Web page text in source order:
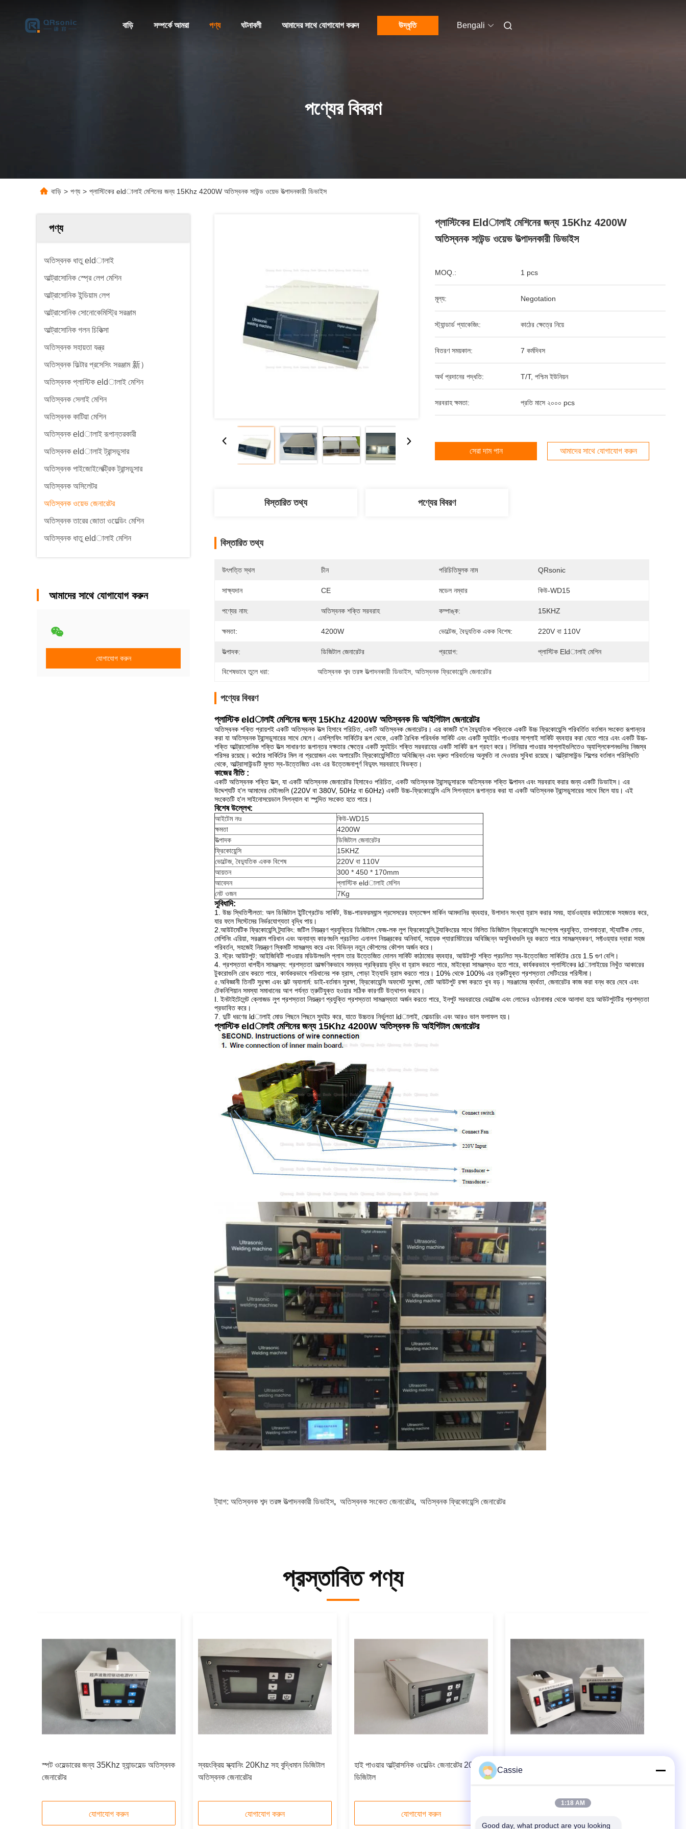
বাড়ি সম্পর্কে আমরা পণ্য ঘটনাবলী আমাদের সাথে যোগাযোগ করুন উদ্ধৃতি Bengali
পণ্যের বিবরণ
বাড়ি > পণ্য > প্লাস্টিকের eldালাই মেশিনের জন্য 15Khz 4200W অতিস্বনক সাউন্ড ওয়েভ উত্পাদনকারী ডিভাইস
পণ্য
অতিস্বনক ধাতু eldালাই
আল্ট্রাসোনিক স্প্রে লেপ মেশিন
আল্ট্রাসোনিক ইন্ডিয়াম লেপ
আল্ট্রাসোনিক সোনোকেমিস্ট্রি সরঞ্জাম
আল্ট্রাসোনিক গলন চিকিত্সা
অতিস্বনক সহায়তা যন্ত্র
অতিস্বনক ফিল্টার প্রসেসিং সরঞ্জাম 新）
অতিস্বনক প্লাস্টিক eldালাই মেশিন
অতিস্বনক সেলাই মেশিন
অতিস্বনক কাটিয়া মেশিন
অতিস্বনক eldালাই রূপান্তরকারী
অতিস্বনক eldালাই ট্রান্সডুসার
অতিস্বনক পাইজোইলেক্ট্রিক ট্রান্সডুসার
অতিস্বনক অসিলেটর
অতিস্বনক ওয়েভ জেনারেটর
অতিস্বনক তারের জোতা ওয়েল্ডিং মেশিন
অতিস্বনক ধাতু eldালাই মেশিন
আমাদের সাথে যোগাযোগ করুন
যোগাযোগ করুন
প্লাস্টিকের Eldালাই মেশিনের জন্য 15Khz 4200W
অতিস্বনক সাউন্ড ওয়েভ উত্পাদনকারী ডিভাইস
MOQ.: 1 pcs
মূল্য: Negotation
স্ট্যান্ডার্ড প্যাকেজিং: কাঠের ক্ষেত্রে নিয়ে
বিতরণ সময়কাল: 7 কর্মদিবস
অর্থ প্রদানের পদ্ধতি: T/T, পশ্চিম ইউনিয়ন
সরবরাহ ক্ষমতা: প্রতি মাসে ২০০০ pcs
সেরা দাম পান আমাদের সাথে যোগাযোগ করুন
বিস্তারিত তথ্য পণ্যের বিবরণ
বিস্তারিত তথ্য
উৎপত্তি স্থল চীন পরিচিতিমুলক নাম QRsonic
সাক্ষ্যদান CE মডেল নম্বার কিউ-WD15
পণ্যের নাম: অতিস্বনক শক্তি সরবরাহ কম্পাঙ্ক: 15KHZ
ক্ষমতা: 4200W ভোল্টেজ, বৈদ্যুতিক একক বিশেষ: 220V বা 110V
উত্পাদক: ডিজিটাল জেনারেটর প্রয়োগ: প্লাস্টিক Eldালাই মেশিন
বিশেষভাবে তুলে ধরা: অতিস্বনক শব্দ তরঙ্গ উত্পাদনকারী ডিভাইস , অতিস্বনক ফ্রিকোয়েন্সি জেনারেটর
পণ্যের বিবরণ
প্লাস্টিক eldালাই মেশিনের জন্য 15Khz 4200W অতিস্বনক ডি আইগিটাল জেনারেটর
অতিস্বনক শক্তি প্রায়শই একটি অতিস্বনক উত্স হিসাবে পরিচিত, একটি অতিস্বনক জেনারেটর। এর কাজটি হ'ল বৈদ্যুতিক শক্তিকে একটি উচ্চ ফ্রিকোয়েন্সি পরিবর্তিত বর্তমান সংকেত রূপান্তর
করা যা অতিস্বনক ট্রান্সডুসারের সাথে মেলে। এমপ্লিফিং সার্কিটের রূপ থেকে, একটি রৈখিক পরিবর্ধক সার্কিট এবং একটি স্যুইচিং পাওয়ার সাপ্লাই সার্কিট ব্যবহার করা যেতে পারে এবং একটি উচ্চ-
শক্তি আল্ট্রাসোনিক শক্তি উত্স সাধারণত রূপান্তর দক্ষতার ক্ষেত্রে একটি স্যুইচিং শক্তি সরবরাহের একটি সার্কিট রূপ গ্রহণ করে। লিনিয়ার পাওয়ার সাপ্লাইগুলিতেও অ্যাপ্লিকেশনগুলির নিজস্ব
পরিসর রয়েছে। কঠোর সার্কিটের মিল না প্রয়োজন এবং অপারেটিং ফ্রিকোয়েন্সিটিতে অবিচ্ছিন্ন এবং দ্রুত পরিবর্তনের অনুমতি না দেওয়ার সুবিধা রয়েছে। আল্ট্রাসাউন্ড শিল্পের বর্তমান পরিস্থিতি
থেকে, আল্ট্রাসাউন্ডটি মূলত স্ব-উত্তেজিত এবং এর উত্তেজনাপূর্ণ বিদ্যুৎ সরবরাহে বিভক্ত।
কাজের নীতি :
একটি অতিস্বনক শক্তি উত্স, যা একটি অতিস্বনক জেনারেটর হিসাবেও পরিচিত, একটি অতিস্বনক ট্রান্সডুসারকে অতিস্বনক শক্তি উত্পাদন এবং সরবরাহ করার জন্য একটি ডিভাইস। এর
উদ্দেশ্যটি হ'ল আমাদের মেইনগুলি (220V বা 380V, 50Hz বা 60Hz) একটি উচ্চ-ফ্রিকোয়েন্সি এসি সিগন্যালে রূপান্তর করা যা একটি অতিস্বনক ট্রান্সডুসারের সাথে মিলে যায়। এই
সংকেতটি হ'ল সাইনোসয়েডাল সিগন্যাল বা স্পন্দিত সংকেত হতে পারে।
বিশেষ উল্লেখ:
আইটেম নংঃ
কিউ-WD15
ক্ষমতা
4200W
উত্পাদক
ডিজিটাল জেনারেটর
ফ্রিকোয়েন্সি
15KHZ
ভোল্টেজ, বৈদ্যুতিক একক বিশেষ
220V বা 110V
আয়তন
300 * 450 * 170mm
আবেদন
প্লাস্টিক eldালাই মেশিন
নেট ওজন
7Kg
সুবিধাদি:
1. উচ্চ স্থিতিশীলতা: অল ডিজিটাল ইন্টিগ্রেটেড সার্কিট, উচ্চ-পারফরম্যান্স প্রসেসরের হস্তক্ষেপ মার্কিন আমদানির ব্যবহার, উপাদান সংখ্যা হ্রাস করার সময়, হার্ডওয়্যার কাঠামোকে সহজতর করে,
যার ফলে সিস্টেমের নির্ভরযোগ্যতা বৃদ্ধি পায়।
2.আউটমেটিক ফ্রিকোয়েন্সি ট্র্যাকিং: জটিল নিয়ন্ত্রণ প্রযুক্তির ডিজিটাল ফেজ-লক লুপ ফ্রিকোয়েন্সি ট্র্যাকিংয়ের সাথে মিলিত ডিজিটাল ফ্রিকোয়েন্সি সংশ্লেষ প্রযুক্তি, তাপমাত্রা, স্ট্যাটিক লোড,
মেশিনিং এরিয়া, সরঞ্জাম পরিধান এবং অন্যান্য কারণগুলি প্রচলিত এনালগ নিয়ন্ত্রকের অনিবার্য, সহায়ক প্যারামিটারের অবিচ্ছিন্ন অসুবিধাগুলি দূর করতে পারে সামঞ্জস্যকরণ, সফ্টওয়্যার দ্বারা সহজ
পরিবর্তন, সহজেই নিয়ন্ত্রণ স্কিমটি সামঞ্জস্য করে এবং বিভিন্ন নতুন কৌশলের কৌশল অর্জন করে।
3. স্ট্রং আউটপুট: আইজিবিটি পাওয়ার মডিউলগুলি প্লাস তার উত্তেজিত দোলন সার্কিট কাঠামোর ব্যবহার, আউটপুট শক্তি প্রচলিত স্ব-উত্তেজিত সার্কিটের চেয়ে 1.5 গুণ বেশি।
4. প্রশস্ততা ধাপহীন সামঞ্জস্য: প্রশস্ততা তাত্ক্ষণিকভাবে সমন্বয় প্রক্রিয়ায় বৃদ্ধি বা হ্রাস করতে পারে, মাইক্রো সামঞ্জস্যও হতে পারে, কার্যকরভাবে প্লাস্টিকের ldালাইয়ের নিখুঁত আকারের
টুকরোগুলি রোধ করতে পারে, কার্যকরভাবে পরিধানের শক হ্রাস, পোড়া ইত্যাদি হ্রাস করতে পারে। 10% থেকে 100% এর ত্রুটিযুক্ত প্রশস্ততা সেটিংয়ের পরিসীমা।
৫.অবিজ্ঞানী তিনটি সুরক্ষা এবং ফল্ট অ্যালার্ম: ডাই-বর্তমান সুরক্ষা, ফ্রিকোয়েন্সি অফসেট সুরক্ষা, মোট আউটপুট রক্ষা করতে খুব বড়। সরঞ্জামের ব্যর্থতা, জেনারেটর কাজ করা বন্ধ করে দেবে এবং
টেকনিশিয়ান সমস্যা সমাধানের আগ পর্যন্ত ত্রুটিযুক্ত হওয়ার সঠিক কারণটি উত্থাপন করবে।
I. ইনটাইটেলেন্ট ক্লোজড লুপ প্রশস্ততা নিয়ন্ত্রণ প্রযুক্তি প্রশস্ততা সামঞ্জস্যতা অর্জন করতে পারে, ইনপুট সরবরাহের ভোল্টেজ এবং লোডের ওঠানামার থেকে আলাদা হয়ে আউটপুটটির প্রশস্ততা
প্রভাবিত করে।
7. দুটি ধরণের ldালাই মোড পিছনে পিছনে স্যুইচ করে, যাতে উচ্চতর নির্ভুলতা ldালাই, সোল্ডারিং এবং আরও ভাল ফলাফল হয়।
প্লাস্টিক eldালাই মেশিনের জন্য 15Khz 4200W অতিস্বনক ডি আইগিটাল জেনারেটর
ট্যাগ: অতিস্বনক শব্দ তরঙ্গ উত্পাদনকারী ডিভাইস, অতিস্বনক সংকেত জেনারেটর, অতিস্বনক ফ্রিকোয়েন্সি জেনারেটর
প্রস্তাবিত পণ্য
স্পট ওয়েল্ডারের জন্য 35Khz হ্যান্ডহেল্ড অতিস্বনক
জেনারেটর
যোগাযোগ করুন
স্বয়ংক্রিয় স্ক্যানিং 20Khz সহ বুদ্ধিমান ডিজিটাল
অতিস্বনক জেনারেটর
যোগাযোগ করুন
হাই পাওয়ার আল্ট্রাসনিক ওয়েল্ডিং জেনারেটর 20Khz
ডিজিটাল
যোগাযোগ করুন
প্লাস্টিক উপাদানগুলির জন্য ডিজিটাল 28Khz
Cassie
1:18 AM
Good day, what product are you looking